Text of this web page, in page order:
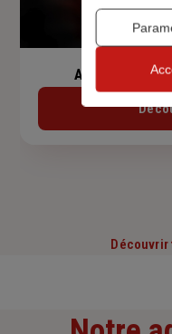
Assurance de
Découvrir